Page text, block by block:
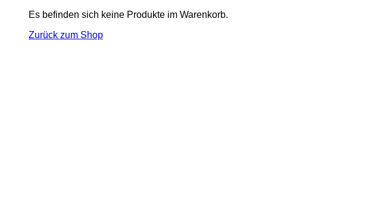
Es befinden sich keine Produkte im Warenkorb.
Zurück zum Shop